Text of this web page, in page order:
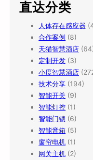
直达分类
人体存在感应器
合作案例 (8)
天猫智慧酒店
定制开发 (3)
小度智慧酒店
技术分享 (194)
智能开关 (9)
智能灯控 (1)
智能门锁 (6)
智能音箱 (5)
窗帘电机 (1)
网关主机 (2)